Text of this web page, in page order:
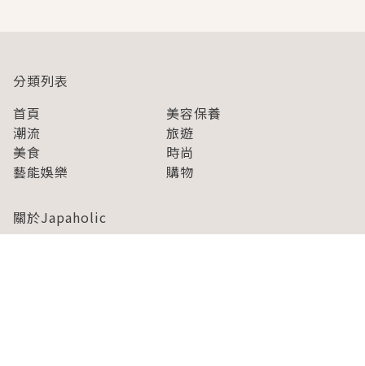
分類列表
首頁
美容保養
潮流
旅遊
美食
時尚
藝能娛樂
購物
關於Japaholic